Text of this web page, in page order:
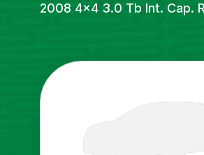
2008 4x4 3.0 Tb Int. Cap.